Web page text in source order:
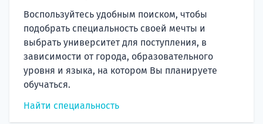
Воспользуйтесь удобным поиском, чтобы
подобрать специальность своей мечты и
выбрать университет для поступления, в
зависимости от города, образовательного
уровня и языка, на котором Вы планируете
обучаться.
Найти специальность